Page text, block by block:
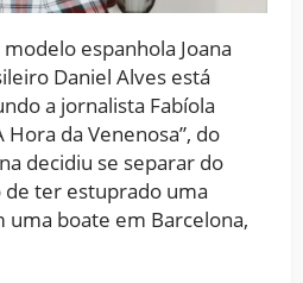
espanhola Joana
Daniel Alves está
a jornalista Fabíola
da Venenosa”, do
decidiu se separar do
de ter estuprado uma
uma boate em Barcelona,